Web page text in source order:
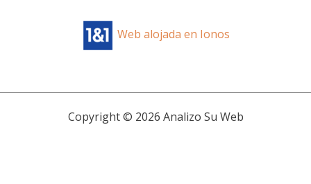
Web alojada en Ionos
Copyright © 2026 Analizo Su Web